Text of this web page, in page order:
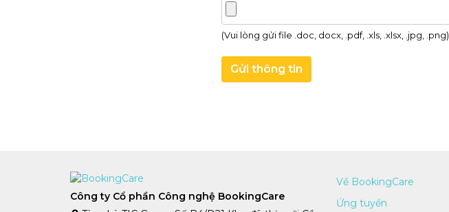
(Vui lòng gửi file .doc, docx, .pdf, .xls, .xlsx, .jpg, .png)
Gửi thông tin
Công ty Cổ phần Công nghệ BookingCare
Về BookingCare
Ứng tuyển